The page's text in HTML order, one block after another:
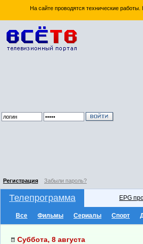
На сайте проводятся технические
Регистрация Забыли пароль?
Телепрограмма EPG
Все Фильмы Сериалы Спорт
Суббота, 8 августа